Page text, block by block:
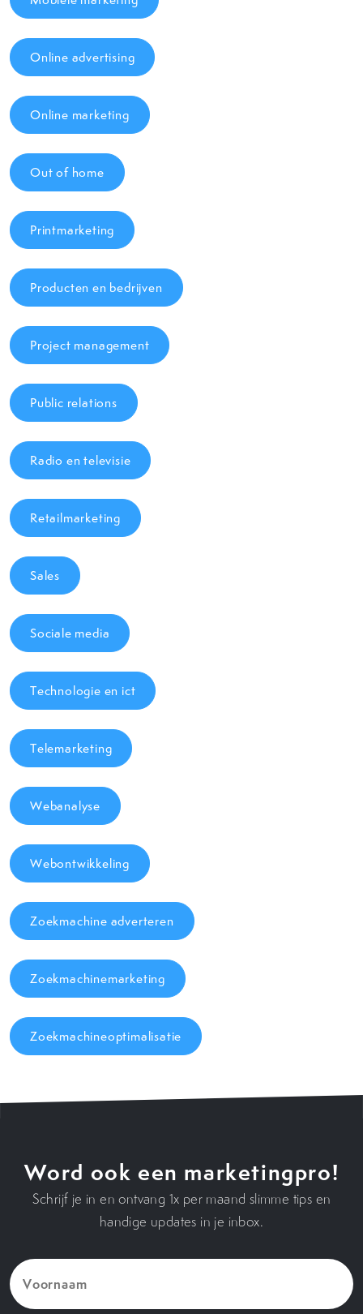
Online advertising
Online marketing
Out of home
Printmarketing
Producten en bedrijven
Project management
Public relations
Radio en televisie
Retailmarketing
Sales
Sociale media
Technologie en ict
Telemarketing
Webanalyse
Webontwikkeling
Zoekmachine adverteren
Zoekmachinemarketing
Zoekmachineoptimalisatie
Word ook een marketingpro!
Schrijf je in en ontvang 1x per maand slimme tips en
handige updates in je inbox.
Voornaam
(Vereist)